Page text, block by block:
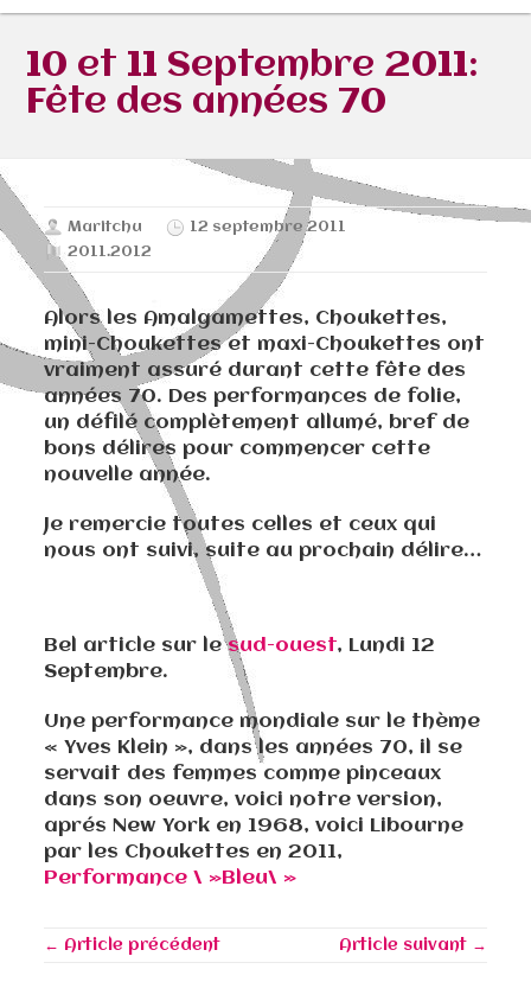
10 et 11 Septembre 2011:
Fête des années 70
Maritchu
12 septembre 2011
2011.2012
Alors les Amalgamettes, Choukettes,
mini-Choukettes et maxi-Choukettes ont
vraiment assuré durant cette fête des
années 70. Des performances de folie,
un défilé complètement allumé, bref de
bons délires pour commencer cette
nouvelle année.
Je remercie toutes celles et ceux qui
nous ont suivi, suite au prochain délire…
Bel article sur lesud-ouest, Lundi 12
Septembre.
Une performance mondiale sur le thème
« Yves Klein », dans les années 70, il se
servait des femmes comme pinceaux
dans son oeuvre, voici notre version,
aprés New York en 1968, voici Libourne
par les Choukettes en 2011,
Performance \ »Bleu\ »
← Article précédent Article suivant →